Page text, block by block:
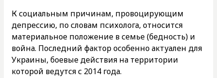
К социальным причинам, провоцирующим
депрессию, по словам психолога, относится
материальное положение в семье (бедность) и
война. Последний фактор особенно актуален для
Украины, боевые действия на территории
которой ведутся с 2014 года.